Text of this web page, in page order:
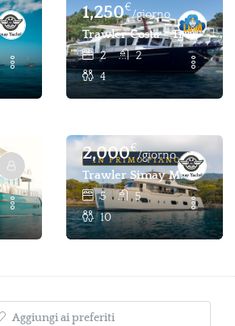
1,250€
/giorno
Trawler Costa - Trawler 2
2
2
4
Trawler 4 Cabine 8 Pax In Affitto -
IN PRIMO PIANO
2,000€
/giorno
Trawler Simay M: 5
5
5
10
Aggiungi ai preferiti